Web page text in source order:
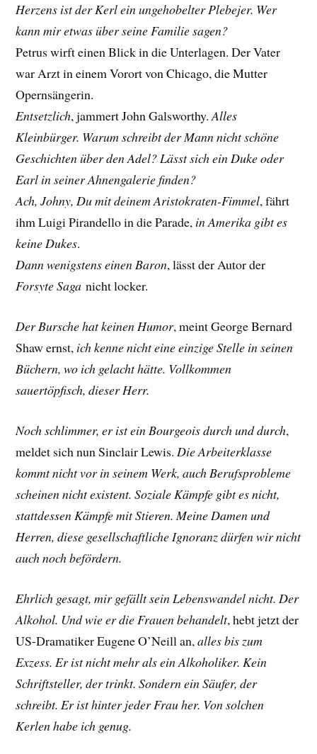
Herzens ist der Kerl ein ungehobelter Plebejer. Wer
kann mir etwas über seine Familie sagen?
Petrus wirft einen Blick in die Unterlagen. Der Vater
war Arzt in einem Vorort von Chicago, die Mutter
Opernsängerin.
Entsetzlich, jammert John Galsworthy.Alles
Kleinbürger. Warum schreibt der Mann nicht schöne
Geschichten über den Adel? Lässt sich ein Duke oder
Earl in seiner Ahnengalerie finden?
Ach, Johny, Du mit deinem Aristokraten-Fimmel, fährt
ihm Luigi Pirandello in die Parade, in Amerika gibt es
keine Dukes.
Dann wenigstens einen Baron, lässt der Autor der
Forsyte Saga nicht locker.
Der Bursche hat keinen Humor, meint George Bernard
Shaw ernst, ich kenne nicht eine einzige Stelle in seinen
Büchern, wo ich gelacht hätte. Vollkommen
sauertöpfisch, dieser Herr.
Noch schlimmer, er ist ein Bourgeois durch und durch,
meldet sich nun Sinclair Lewis.Die Arbeiterklasse
kommt nicht vor in seinem Werk, auch Berufsprobleme
scheinen nicht existent. Soziale Kämpfe gibt es nicht,
stattdessen Kämpfe mit Stieren. Meine Damen und
Herren, diese gesellschaftliche Ignoranz dürfen wir nicht
auch noch befördern.
Ehrlich gesagt, mir gefällt sein Lebenswandel nicht. Der
Alkohol. Und wie er die Frauen behandelt, hebt jetzt der
US-DramatikerEugene O’Neillan,alles bis zum
Exzess. Er ist nicht mehr als ein Alkoholiker. Kein
Schriftsteller, der trinkt. Sondern ein Säufer, der
schreibt. Er ist hinter jeder Frau her. Von solchen
Kerlen habe ich genug.